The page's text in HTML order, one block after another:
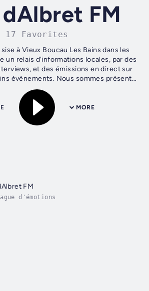
FM
17 Favorites
à Vieux Boucau Les Bains dans les
un relais d'informations locales, par des
et des émissions en direct sur
événements. Nous sommes présents
toute l'année...
MORE
FM
d'émotions